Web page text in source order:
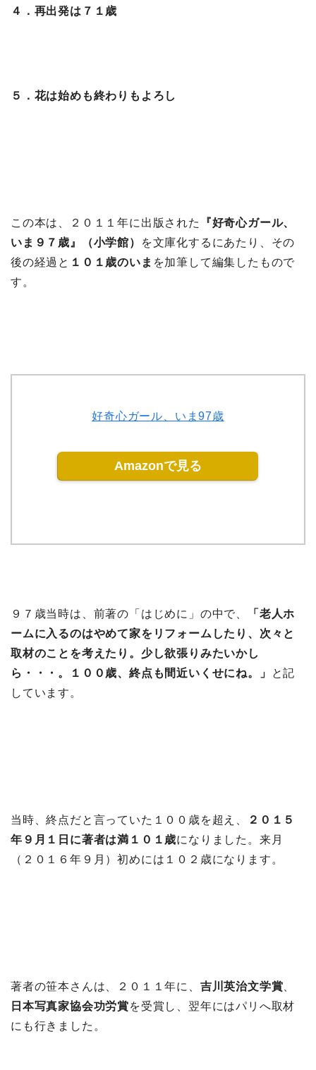
４．再出発は７１歳
５．花は始めも終わりもよろし
この本は、２０１１年に出版された
『好奇心ガール、
いま９７歳』（小学館）
を文庫化するにあたり、その
後の経過と １０１歳のいま を加筆して編集したもので
す。
好奇心ガール、いま97歳
Amazonで見る
９７歳当時は、前著の「はじめに」の中で、
「老人ホ
ームに入るのはやめて家をリフォームしたり、次々と
取材のことを考えたり。少し欲張りみたいかし
ら・・・。１００歳、終点も間近いくせにね。」
と記
しています。
当時、終点だと言っていた１００歳を超え、
２０１５
年９月１日に著者は満１０１歳になりました。来月
（２０１６年９月）初めには１０２歳になります。
著者の笹本さんは、２０１１年に、 吉川英治文学賞
日本写真家協会功労賞を受賞し、翌年にはパリへ取材
にも行きました。